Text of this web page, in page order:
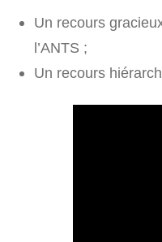
Un recours
l’ANTS ;
Un recours